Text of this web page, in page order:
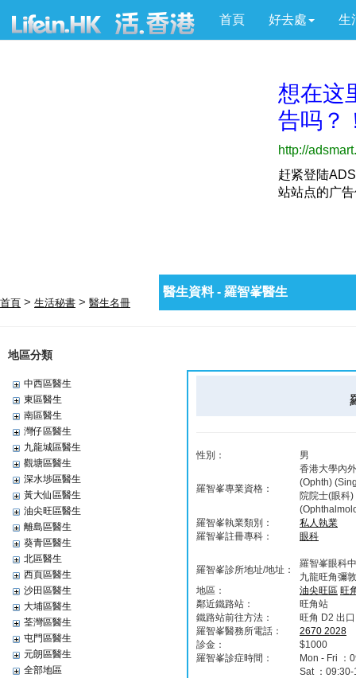
首頁 好去處 生
首頁 > 生活秘書 > 醫生名冊
地區分類
中西區醫生
東區醫生
南區醫生
灣仔區醫生
九龍城區醫生
觀塘區醫生
深水埗區醫生
黃大仙區醫生
油尖旺區醫生
離島區醫生
葵青區醫生
北區醫生
西頁區醫生
沙田區醫生
大埔區醫生
荃灣區醫生
屯門區醫生
元朗區醫生
全部地區
醫生資料 - 羅智峯醫生
性別： 男
羅智峯專業資格：
香港大學內
(Ophth)
院院士(眼科
羅智峯執業類別：
私人執業
羅智峯註冊專科：
眼科
羅智峯診所地址/地址：
羅智峯眼科
九龍旺角彌
地區：
油尖旺區 旺
鄰近鐵路站：
旺角站
鐵路站前往方法：
旺角 D2 出口
羅智峯醫務所電話：
2670 2028
診金：
$1000
羅智峯診症時間：
Mon - Fri ：
Sat ：